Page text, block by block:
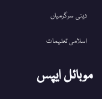
دینی سرگرمیاں
اسلامی تعلیمات
موبائل ایپس